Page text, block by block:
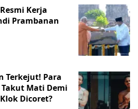
Kerja
Prambanan
Terkejut! Para
Takut Mati Demi
Dicoret?